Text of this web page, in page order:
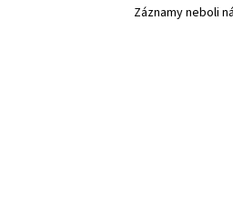
Záznamy neboli